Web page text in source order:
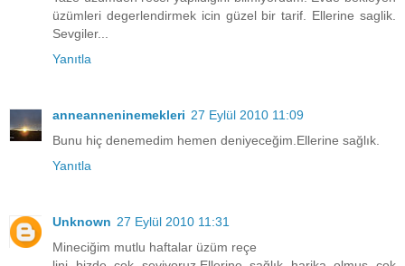
üzümleri degerlendirmek icin güzel bir tarif. Ellerine saglik.
Sevgiler...
Yanıtla
anneanneninemekleri 27 Eylül 2010 11:09
Bunu hiç denemedim hemen deniyeceğim.Ellerine sağlık.
Yanıtla
Unknown 27 Eylül 2010 11:31
Mineciğim mutlu haftalar üzüm reçe